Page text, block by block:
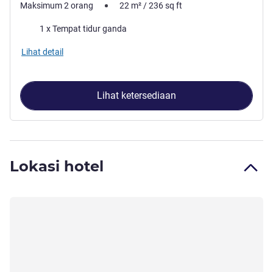
Maksimum 2 orang 22 m²/236sq ft
Selimut1 x Tempat tidur ganda
Lihat detail
Lihat ketersediaan
Lokasi hotel